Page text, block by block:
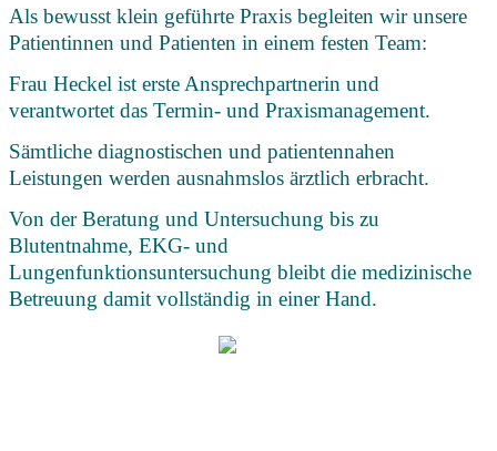
Als bewusst klein geführte Praxis begleiten wir unsere
Patientinnen und Patienten in einem festen Team:
Frau Heckel ist erste Ansprechpartnerin und
verantwortet das Termin- und Praxismanagement.
Sämtliche diagnostischen und patientennahen
Leistungen werden ausnahmslos ärztlich erbracht.
Von der Beratung und Untersuchung bis zu
Blutentnahme, EKG- und
Lungenfunktionsuntersuchung bleibt die medizinische
Betreuung damit vollständig in einer Hand.